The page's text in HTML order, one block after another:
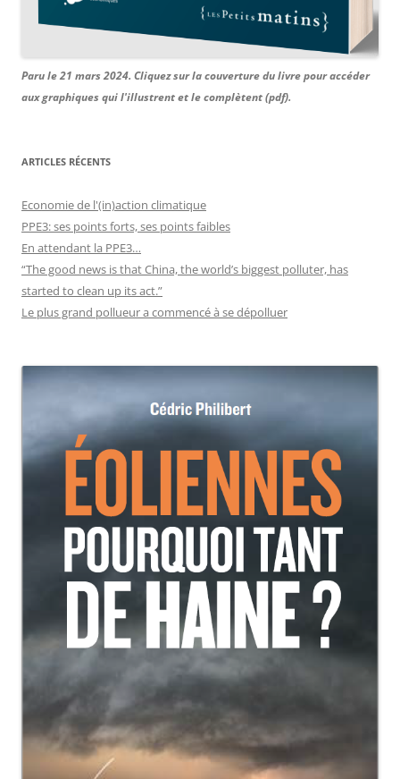
Paru le 21 mars 2024. Cliquez sur la couverture du livre pour accéder
aux graphiques qui l'illustrent et le complètent (pdf).
ARTICLES RÉCENTS
Economie de l'(in)action climatique
PPE3: ses points forts, ses points faibles
En attendant la PPE3…
“The good news is that China, the world’s biggest polluter, has
started to clean up its act.”
Le plus grand pollueur a commencé à se dépolluer